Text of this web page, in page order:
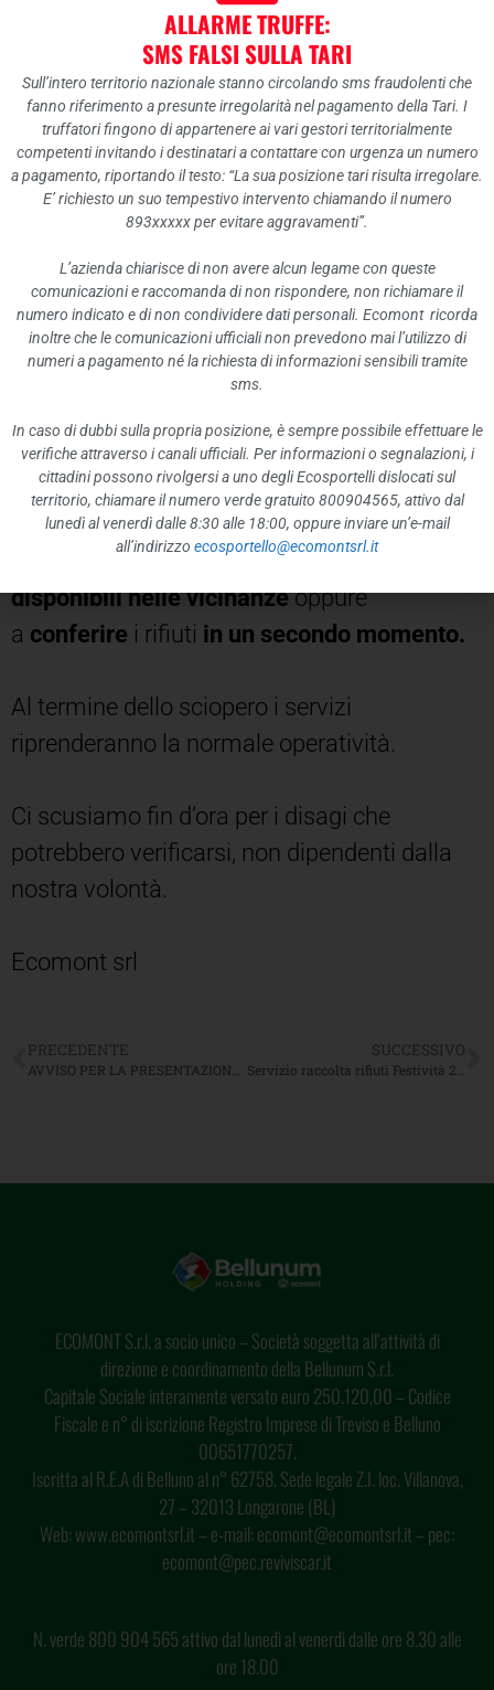
stessa, anche nel caso in cui non siano stati
esporliinaltra giornata,secondoilnormale
calendariodi raccolta domiciliare.
Inoltre, si informano gliutenti di tutti i
Comuni serviti da Ecomontche, a causa
dello sciopero,potrebbero verificarsi anche
mancati svuotamenti dei contenitori
stradali.
pieni nel giorno dello sciopero e in quelli
immediatamente successivi,si invita
cortesemente anon depositare i rifiuti a
utilizzare altri contenitori
disponibili nelle vicinanzeoppure
a conferire i rifiuti in un secondo momento.
Al termine dello sciopero i servizi
riprenderanno la normale operatività.
Ci scusiamo fin d’ora per i disagi che
potrebbero verificarsi, non dipendenti dalla
nostra volontà.
Ecomont srl
PRECEDENTE
AVVISO PER LA PRESENTAZIONE DI CANDIDATURE PER LA DESIGNAZIONE DI UN COMPONENTE DEL CONSIGLIO DI AMMINISTRAZIONE
SUCCESSIVO
Servizio raccolta rifiuti Festività 2025
ECOMONT S.r.l. a socio unico – Società soggetta all’attività di
direzione e coordinamento della Bellunum S.r.l.
Capitale Sociale interamente versato euro 250.120,00 – Codice
Fiscale e n° di iscrizione Registro Imprese di Treviso e Belluno
00651770257.
Iscritta al R.E.A di Belluno al n° 62758. Sede legale Z.I. loc. Villanova,
27 – 32013 Longarone (BL)
Web: www.ecomontsrl.it – e-mail: ecomont@ecomontsrl.it – pec:
ecomont@pec.reviviscar.it
N. verde 800 904 565 attivo dal lunedì al venerdì dalle ore 8.30 alle
ore 18.00
ALLARME TRUFFE:
SMS FALSI SULLA TARI
Sull’intero territorio nazionale stanno circolando sms fraudolenti che
fanno riferimento a presunte irregolarità nel pagamento della Tari. I
truffatori fingono di appartenere ai vari gestori territorialmente
competenti invitando i destinatari a contattare con urgenza un numero
a pagamento, riportando il testo: “La sua posizione tari risulta irregolare.
E’ richiesto un suo tempestivo intervento chiamando il numero
893xxxxx per evitare aggravamenti”.
L’azienda chiarisce di non avere alcun legame con queste
comunicazioni e raccomanda di non rispondere, non richiamare il
numero indicato e di non condividere dati personali. Ecomont ricorda
inoltre che le comunicazioni ufficiali non prevedono mai l’utilizzo di
numeri a pagamento né la richiesta di informazioni sensibili tramite
sms.
In caso di dubbi sulla propria posizione, è sempre possibile effettuare le
verifiche attraverso i canali ufficiali. Per informazioni o segnalazioni, i
cittadini possono rivolgersi a uno degli Ecosportelli dislocati sul
territorio, chiamare il numero verde gratuito 800904565, attivo dal
lunedì al venerdì dalle 8:30 alle 18:00, oppure inviare un’e-mail
all’indirizzo ecosportello@ecomontsrl.it